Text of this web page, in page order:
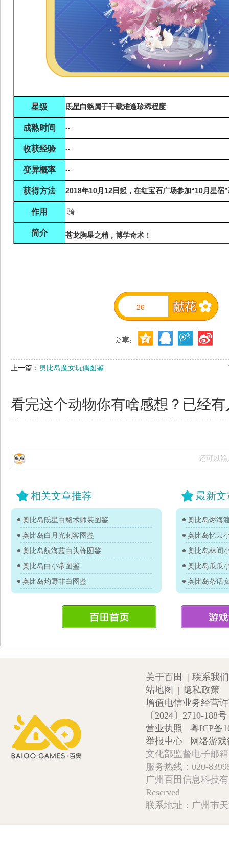
星级 氐星白貉属于千载难逢珍稀程度
成熟时间 --
收获经验 --
变异概率 --
获得方法 2018年10月12日起，在红宝石广场参加“10月星宿
作用 骑
简介 苍龙胸星之精，博学奇术！
26
上一篇： 奥比岛魔女玩偶图鉴
看完这个动物你有啥感想？已经有
还可以输
相关文章推荐
奥比岛氐星白貉术师装图鉴
奥比岛白月光刺客图鉴
奥比岛航海蓝白头饰图鉴
奥比岛白小常图鉴
奥比岛灼野非白图鉴
最新文
奥比岛烬海
奥比岛忆云
奥比岛林间
奥比岛瓜瓜
奥比岛茶话
关于百田 | 联系我们
站地图
| 隐私政策
增值电信业务经营
〔2024〕2710-188号
营业执照
粤ICP备
举报中心
网络游
文化部监督电子邮
服务热线：020-
广州百田信息科技
Reserved
联系地址：广州市